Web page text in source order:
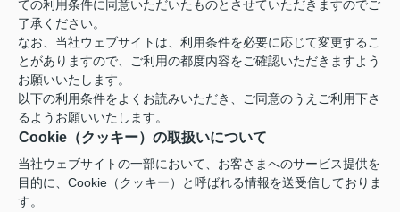
ての利用条件に同意いただいたものとさせていただきますのでご
了承ください。
なお、当社ウェブサイトは、利用条件を必要に応じて変更するこ
とがありますので、ご利用の都度内容をご確認いただきますよう
お願いいたします。
以下の利用条件をよくお読みいただき、ご同意のうえご利用下さ
るようお願いいたします。
Cookie（クッキー）の取扱いについて
当社ウェブサイトの一部において、お客さまへのサービス提供を
目的に、Cookie（クッキー）と呼ばれる情報を送受信しておりま
す。